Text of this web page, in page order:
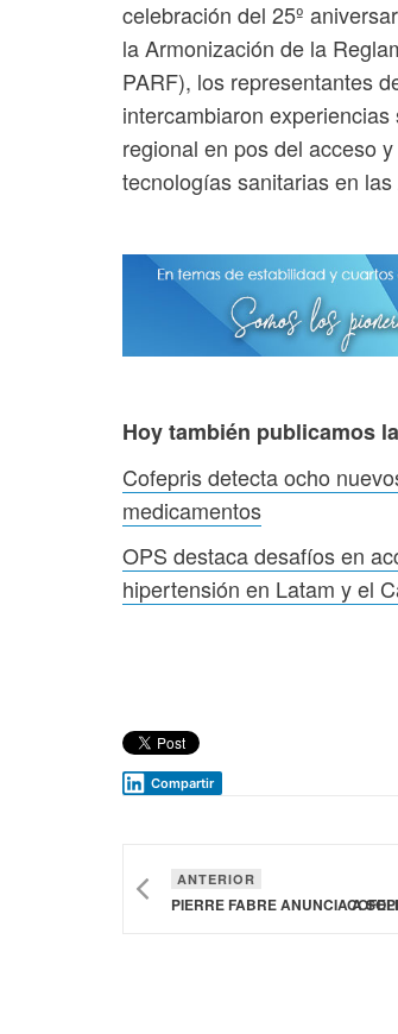
celebración del 25º
la Armonización de la
PARF), los representantes
intercambiaron
regional en pos del acceso
tecnologías sanitarias en
Hoy también publicamos
Cofepris detecta ocho
medicamentos
OPS destaca desafíos en
hipertensión en Latam y el
Compartir
ANTERIOR